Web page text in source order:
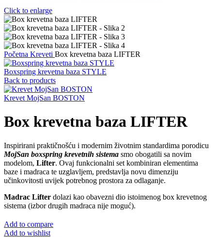
Click to enlarge
Početna Kreveti Box krevetna baza LIFTER
Boxspring krevetna baza STYLE
Back to products
Krevet MojSan BOSTON
Box krevetna baza LIFTER
Inspirirani praktičnošću i modernim životnim standardima porodicu
MojSan boxspring krevetnih sistema smo obogatili sa novim
modelom, Lifter. Ovaj funkcionalni set kombiniran elementima
baze i madraca te uzglavljem, predstavlja novu dimenziju
učinkovitosti uvijek potrebnog prostora za odlaganje.
Madrac Lifter dolazi kao obavezni dio istoimenog box krevetnog
sistema (izbor drugih madraca nije moguć).
Add to compare
Add to wishlist